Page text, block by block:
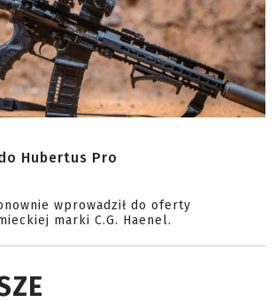
Hubertus Pro
wprowadził do oferty
marki C.G. Haenel.